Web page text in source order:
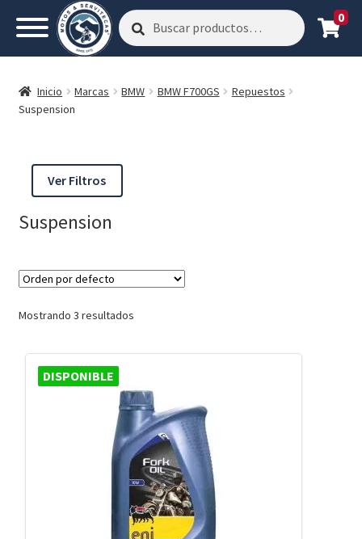
Buscar
por:
Buscar 0
Inicio Marcas BMW BMW F700GS
Repuestos
Suspension
Ver Filtros
Suspension
Mostrando 3 resultados
DISPONIBLE